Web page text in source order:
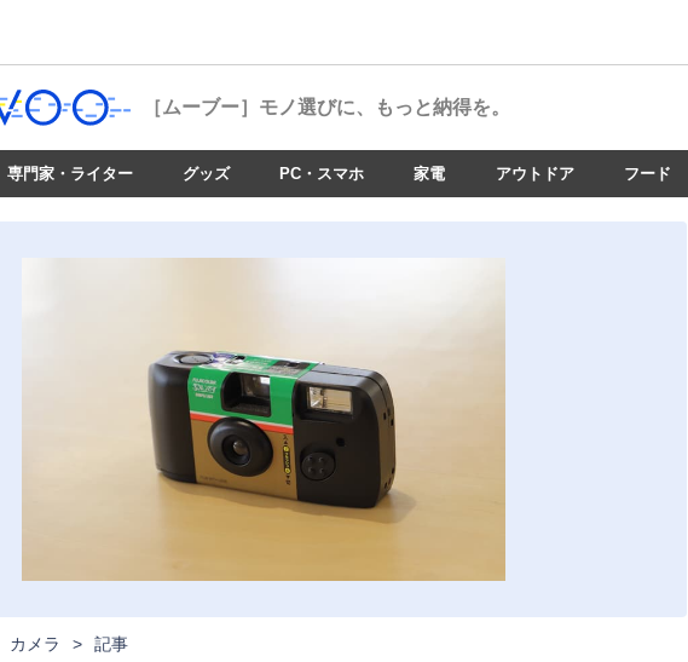
［ムーブー］ モノ選びに、もっと納得を。
専門家・ライター グッズ PC・スマホ 家電 アウトドア フード
カメラ > 記事